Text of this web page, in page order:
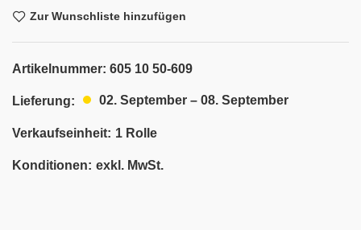
Zur Wunschliste hinzufügen
Artikelnummer: 605 10 50-609
Lieferung: 02. September – 08. September
Verkaufseinheit: 1 Rolle
Konditionen: exkl. MwSt.